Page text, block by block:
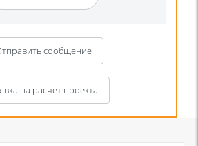
сообщение
на расчет проекта